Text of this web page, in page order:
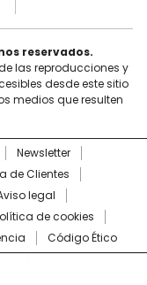
reservados.
las reproducciones y
desde este sitio
medios que resulten
Newsletter
de Clientes
legal
de cookies
Código Ético